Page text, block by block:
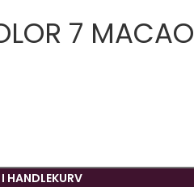
7 MACAO
HANDLEKURV